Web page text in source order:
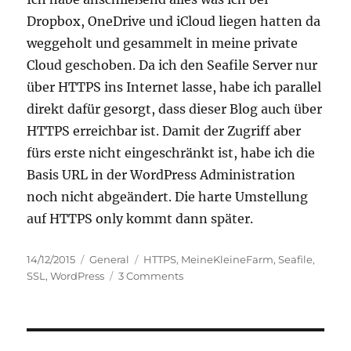
Dropbox, OneDrive und iCloud liegen hatten da
weggeholt und gesammelt in meine private
Cloud geschoben. Da ich den Seafile Server nur
über HTTPS ins Internet lasse, habe ich parallel
direkt dafür gesorgt, dass dieser Blog auch über
HTTPS erreichbar ist. Damit der Zugriff aber
fürs erste nicht eingeschränkt ist, habe ich die
Basis URL in der WordPress Administration
noch nicht abgeändert. Die harte Umstellung
auf HTTPS only kommt dann später.
Posted
on
14/12/2015 Categories
General Tags
HTTPS, MeineKleineFarm,Seafile,
SSL ,WordPress 3 Commentson